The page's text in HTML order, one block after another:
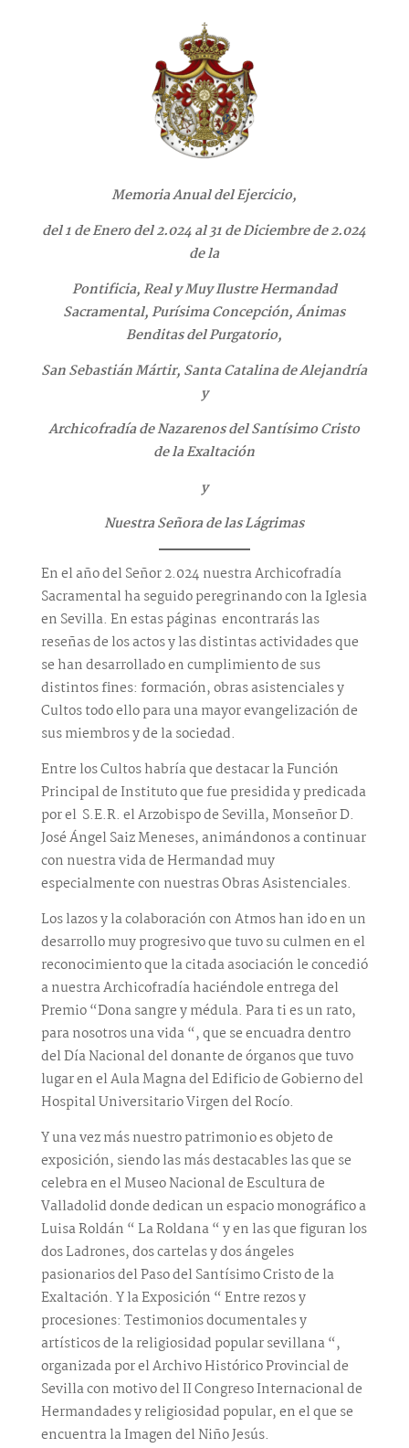
Memoria Anual del Ejercicio,
del 1 de Enerodel 2.024al 31 de Diciembre de 2.024
de la
Pontificia,Real y MuyIlustreHermandad
Sacramental, Purísima Concepción, Ánimas
Benditas del Purgatorio,
San Sebastián Mártir, Santa Catalina de Alejandría
y
Archicofradía de Nazarenos del Santísimo Cristo
de la Exaltación
y
Nuestra Señora de las Lágrimas
En el año del Señor 2.024 nuestra Archicofradía
Sacramental ha seguido peregrinando con la Iglesia
en Sevilla. En estas páginas encontrarás las
reseñas de los actos y las distintas actividades que
se han desarrollado en cumplimiento de sus
distintos fines: formación, obras asistenciales y
Cultos todo ello para una mayor evangelización de
sus miembros y de la sociedad.
Entre los Cultos habría que destacar la Función
Principal de Instituto que fue presidida y predicada
por el S.E.R. el Arzobispo de Sevilla, Monseñor D.
José Ángel Saiz Meneses, animándonos a continuar
con nuestra vida de Hermandad muy
especialmente con nuestras Obras Asistenciales.
Los lazos y la colaboración con Atmos han ido en un
desarrollo muy progresivo que tuvo su culmen en el
reconocimiento que la citada asociación le concedió
a nuestra Archicofradía haciéndole entrega del
Premio “Dona sangre y médula. Para ti es un rato,
para nosotros una vida “, que se encuadra dentro
del Día Nacional del donante de órganos que tuvo
lugar en el Aula Magna del Edificio de Gobierno del
Hospital Universitario Virgen del Rocío.
Y una vez más nuestro patrimonio es objeto de
exposición, siendo las más destacables las que se
celebra en el Museo Nacional de Escultura de
Valladolid donde dedican un espacio monográfico a
Luisa Roldán “ La Roldana “ y en las que figuran los
dos Ladrones, dos cartelas y dos ángeles
pasionarios del Paso del Santísimo Cristo de la
Exaltación. Y la Exposición “ Entre rezos y
procesiones: Testimonios documentales y
artísticos de la religiosidad popular sevillana “,
organizada por el Archivo Histórico Provincial de
Sevilla con motivo del II Congreso Internacional de
Hermandades y religiosidad popular, en el que se
encuentra la Imagen del Niño Jesús.